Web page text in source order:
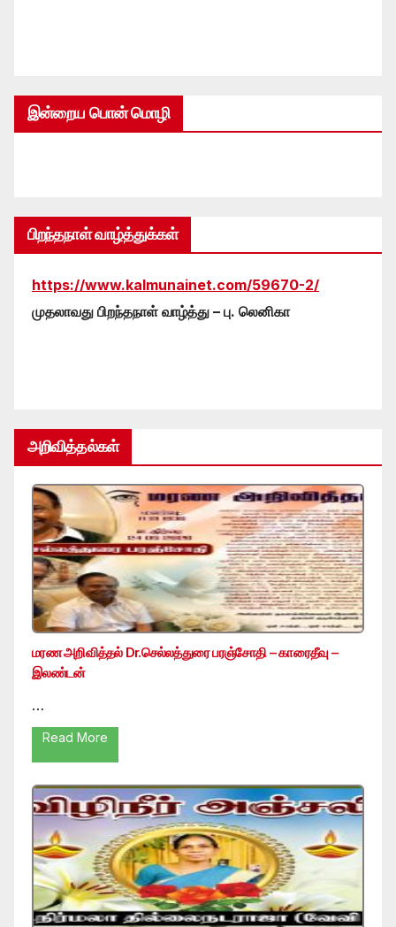
இன்றைய பொன் மொழி
பிறந்தநாள் வாழ்த்துக்கள்
https://www.kalmunainet.com/59670-2/
முதலாவது பிறந்தநாள் வாழ்த்து – பு. லெனிகா
அறிவித்தல்கள்
மரண அறிவித்தல் Dr.செல்லத்துரை பரஞ்சோதி – காரைதீவு –
இலண்டன்
…
Read More